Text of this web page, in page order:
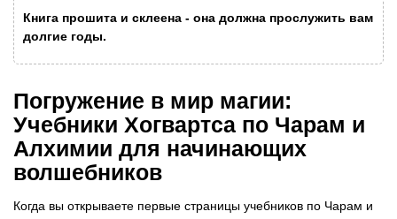
Книга прошита и склеена - она должна прослужить вам
долгие годы.
Погружение в мир магии:
Учебники Хогвартса по Чарам и
Алхимии для начинающих
волшебников
Когда вы открываете первые страницы учебников по Чарам и